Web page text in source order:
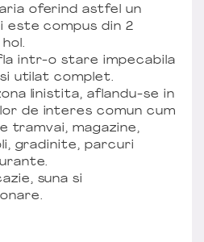
oferind astfel un
este compus din 2
intr-o stare impecabila
utilat complet.
linistita, aflandu-se in
de interes comun cum
tramvai, magazine,
gradinite, parcuri
suna si